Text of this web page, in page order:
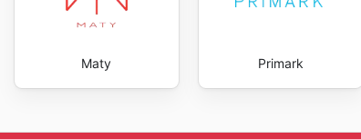
Maty Primark